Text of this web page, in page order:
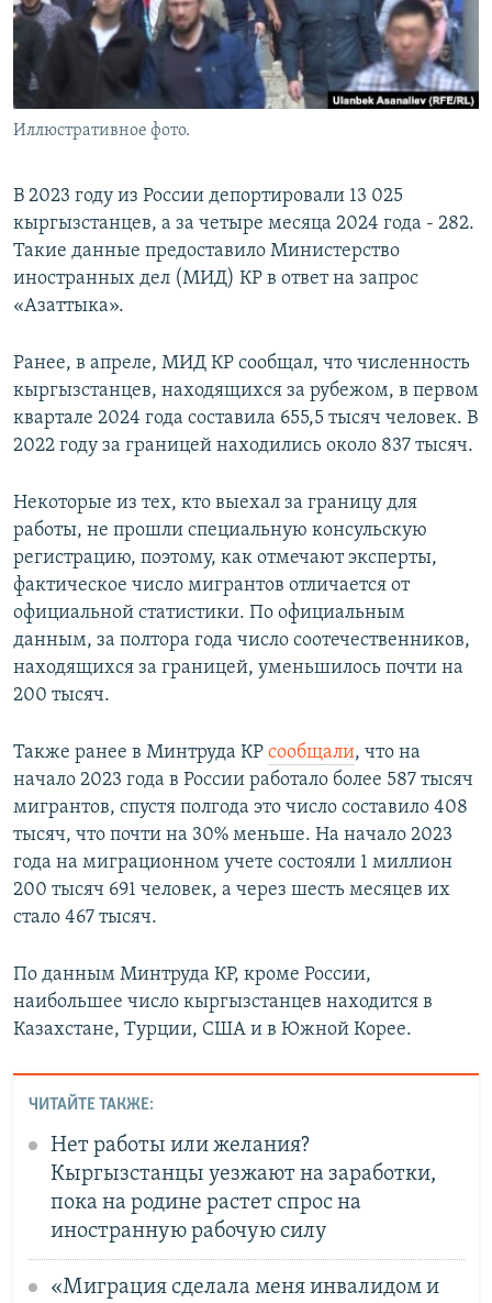
Иллюстративное фото.
В 2023 году из России депортировали 13 025
кыргызстанцев, а за четыре месяца 2024 года - 282.
Такие данные предоставило Министерство
иностранных дел (МИД) КР в ответ на запрос
«Азаттыка».
Ранее, в апреле, МИД КР сообщал, что численность
кыргызстанцев, находящихся за рубежом, в первом
квартале 2024 года составила 655,5 тысяч человек. В
2022 году за границей находились около 837 тысяч.
Некоторые из тех, кто выехал за границу для
работы, не прошли специальную консульскую
регистрацию, поэтому, как отмечают эксперты,
фактическое число мигрантов отличается от
официальной статистики. По официальным
данным, за полтора года число соотечественников,
находящихся за границей, уменьшилось почти на
200 тысяч.
Также ранее в Минтруда КР сообщали, что на
начало 2023 года в России работало более 587 тысяч
мигрантов, спустя полгода это число составило 408
тысяч, что почти на 30% меньше. На начало 2023
года на миграционном учете состояли 1 миллион
200 тысяч 691 человек, а через шесть месяцев их
стало 467 тысяч.
По данным Минтруда КР, кроме России,
наибольшее число кыргызстанцев находится в
Казахстане, Турции, США и в Южной Корее.
ЧИТАЙТЕ ТАКЖЕ:
Нет работы или желания?
Кыргызстанцы уезжают на заработки,
пока на родине растет спрос на
иностранную рабочую силу
«Миграция сделала меня инвалидом и